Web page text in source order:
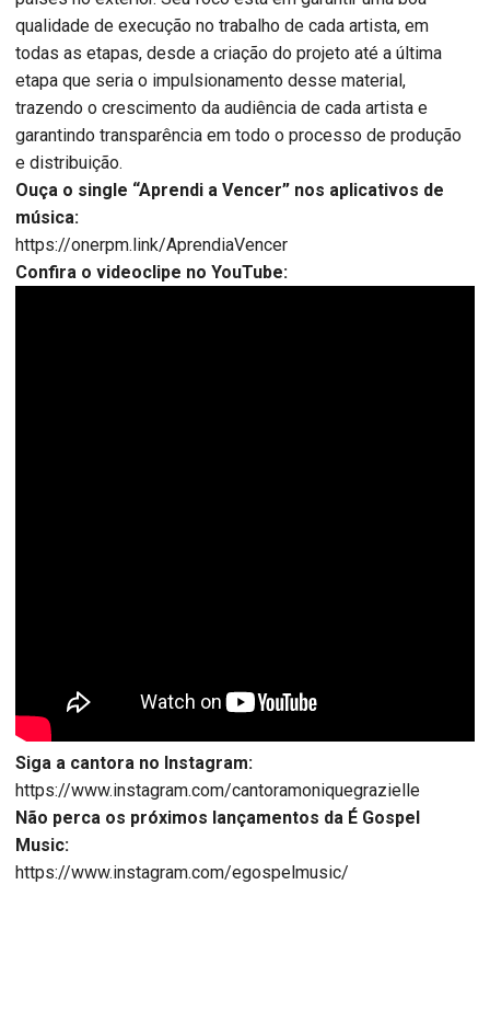
qualidade de execução no trabalho de cada artista, em
todas as etapas, desde a criação do projeto até a última
etapa que seria o impulsionamento desse material,
trazendo o crescimento da audiência de cada artista e
garantindo transparência em todo o processo de produção
e distribuição.
Ouça o single “Aprendi a Vencer” nos aplicativos de
música:
https://onerpm.link/AprendiaVencer
Confira o videoclipe no YouTube:
Siga a cantora no Instagram:
https://www.instagram.com/cantoramoniquegrazielle
Não perca os próximos lançamentos da É Gospel
Music:
https://www.instagram.com/egospelmusic/